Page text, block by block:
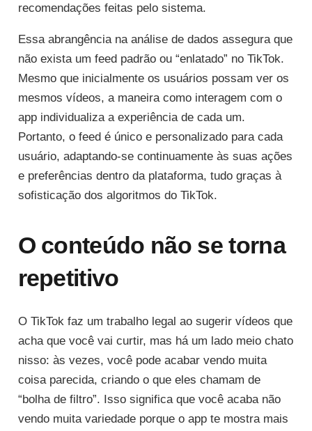
recomendações feitas pelo sistema.
Essa abrangência na análise de dados assegura que
não exista um feed padrão ou “enlatado” no TikTok.
Mesmo que inicialmente os usuários possam ver os
mesmos vídeos, a maneira como interagem com o
app individualiza a experiência de cada um.
Portanto, o feed é único e personalizado para cada
usuário, adaptando-se continuamente às suas ações
e preferências dentro da plataforma, tudo graças à
sofisticação dos algoritmos do TikTok.
O conteúdo não se torna
repetitivo
O TikTok faz um trabalho legal ao sugerir vídeos que
acha que você vai curtir, mas há um lado meio chato
nisso: às vezes, você pode acabar vendo muita
coisa parecida, criando o que eles chamam de
“bolha de filtro”. Isso significa que você acaba não
vendo muita variedade porque o app te mostra mais